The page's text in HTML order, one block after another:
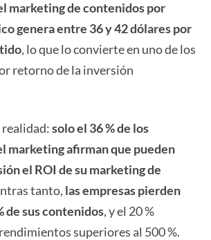
marketing de contenidos por
genera entre 36 y 42 dólares por
, lo que lo convierte en uno de los
retorno de la inversión
realidad:solo el 36 % de los
marketing afirman que pueden
el ROI de su marketing de
tanto, las empresas pierden
de sus contenidos, y el 20 %
superiores al 500 %.